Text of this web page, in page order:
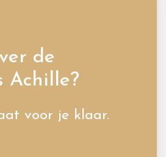
de
Achille?
voor je klaar.